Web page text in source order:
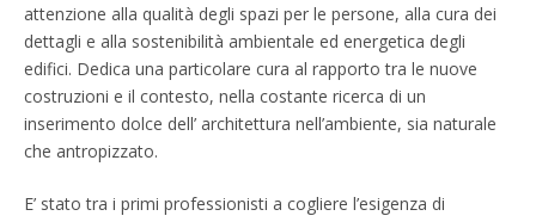
attenzione alla qualità degli spazi per le persone, alla cura dei
dettagli e alla sostenibilità ambientale ed energetica degli
edifici. Dedica una particolare cura al rapporto tra le nuove
costruzioni e il contesto, nella costante ricerca di un
inserimento dolce dell’ architettura nell’ambiente, sia naturale
che antropizzato.
E’ stato tra i primi professionisti a cogliere l’esigenza di